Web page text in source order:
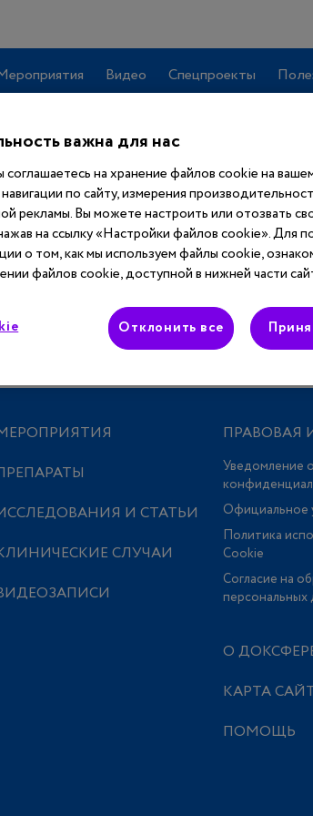
Видео Спецпроекты
И СТАТЬИ
СЛУЧАИ
Уведомление о
Официальное
Политика
Сookie
Согласие на
персональных
О
КАРТА
ПОМОЩЬ
важна для нас
на хранение файлов cookie на
по сайту, измерения
рекламы. Вы можете настроить или отозвать
на ссылку «Настройки файлов cookie». Для
о том, как мы используем файлы cookie,
файлов cookie, доступной в нижней части
Отклонить все